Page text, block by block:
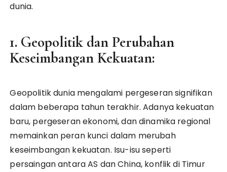
dunia.
1. Geopolitik dan Perubahan
Keseimbangan Kekuatan:
Geopolitik dunia mengalami pergeseran signifikan
dalam beberapa tahun terakhir. Adanya kekuatan
baru, pergeseran ekonomi, dan dinamika regional
memainkan peran kunci dalam merubah
keseimbangan kekuatan. Isu-isu seperti
persaingan antara AS dan China, konflik di Timur